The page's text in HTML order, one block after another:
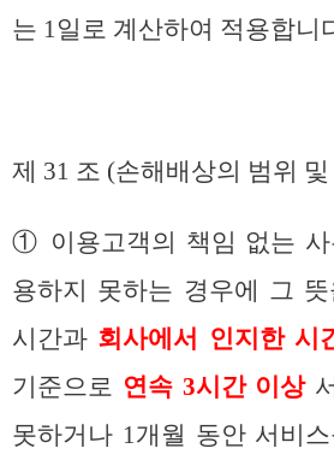
는 1일로 계산하여 적용합니
제 31 조 (손해배상의 범위
① 이용고객의 책임 없는 사
용하지 못하는 경우에 그
시간과 회사에서 인지한 시
기준으로 연속 3시간 이상
못하거나 1개월 동안 서비